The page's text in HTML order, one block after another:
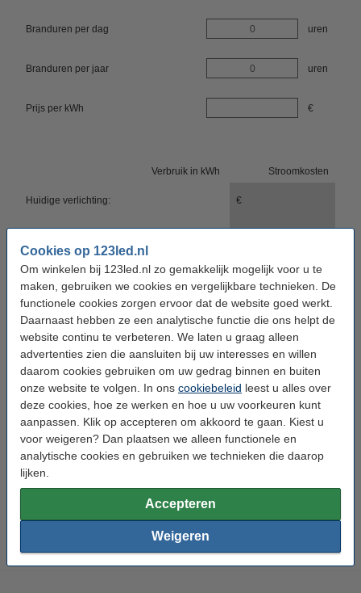
Cookies op 123led.nl
Om winkelen bij 123led.nl zo gemakkelijk mogelijk voor u te
maken, gebruiken we cookies en vergelijkbare technieken. De
functionele cookies zorgen ervoor dat de website goed werkt.
Daarnaast hebben ze een analytische functie die ons helpt de
website continu te verbeteren. We laten u graag alleen
advertenties zien die aansluiten bij uw interesses en willen
daarom cookies gebruiken om uw gedrag binnen en buiten
onze website te volgen. In ons cookiebeleid leest u alles over
deze cookies, hoe ze werken en hoe u uw voorkeuren kunt
aanpassen. Klik op accepteren om akkoord te gaan. Kiest u
voor weigeren? Dan plaatsen we alleen functionele en
analytische cookies en gebruiken we technieken die daarop
lijken.
Accepteren
Weigeren
Branduren per dag uren
Branduren per jaar uren
Prijs per kWh €
Verbruik in kWh Stroomkosten
Huidige verlichting:
Besparing per jaar:
Naast de besparing op energiekosten, bespaart u ook op
levensduur. Led lampen gaan namelijk veel langer mee dan
gloei-, halogeen-, en spaarlampen.
Let op:de bovenstaande besparing is een indicatie op basis van
de huidige kWh prijs.
Vrijblijvend
aanvragen
Neem
ons op